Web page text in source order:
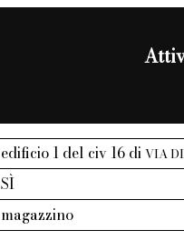
edificio 1 del civ 16 diVIA
SÌ
magazzino